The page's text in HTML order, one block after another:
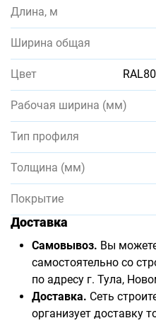
Длина, м
Ширина общая
Цвет
Рабочая ширина (мм)
Тип профиля
Толщина (мм)
Покрытие
Доставка
Самовывоз. Вы
самостоятельно со
по адресу г. Тула,
Доставка. Сеть
организует доставку